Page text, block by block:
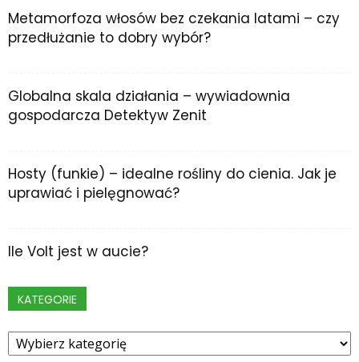
Metamorfoza włosów bez czekania latami – czy
przedłużanie to dobry wybór?
Globalna skala działania – wywiadownia
gospodarcza Detektyw Zenit
Hosty (funkie) – idealne rośliny do cienia. Jak je
uprawiać i pielęgnować?
Ile Volt jest w aucie?
KATEGORIE
Kategorie